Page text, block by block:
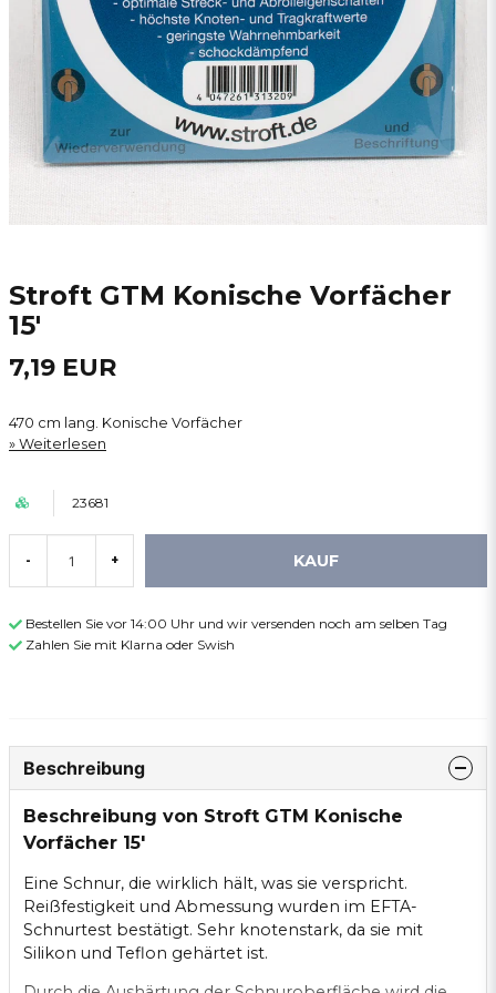
Stroft GTM Konische Vorfächer
15'
7,19 EUR
470 cm lang. Konische Vorfächer
Weiterlesen
23681
- + KAUF
Bestellen Sie vor 14:00 Uhr und wir versenden noch am selben Tag
Zahlen Sie mit Klarna oder Swish
Beschreibung
Beschreibung von Stroft GTM Konische
Vorfächer 15'
Eine Schnur, die wirklich hält, was sie verspricht.
Reißfestigkeit und Abmessung wurden im EFTA-
Schnurtest bestätigt. Sehr knotenstark, da sie mit
Silikon und Teflon gehärtet ist.